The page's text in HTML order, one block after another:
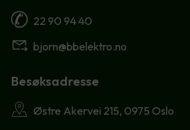
22 90 94 40
bjorn@bbelektro.no
Besøksadresse
Østre Akervei 215, 0975 Oslo